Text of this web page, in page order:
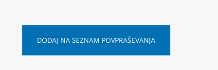
DODAJ NA SEZNAM POVPRAŠEVANJA